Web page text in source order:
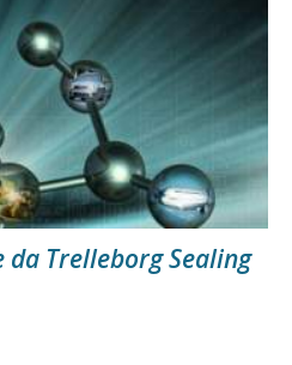
Trelleborg Sealing